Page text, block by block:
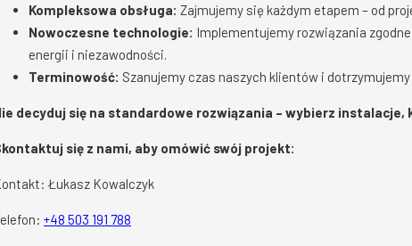
Kompleksowa obsługa: Zajmujemy się każdym etapem – od
Nowoczesne technologie: Implementujemy rozwiązania
energii i niezawodności.
Terminowość: Szanujemy czas naszych klientów i
decyduj się na standardowe rozwiązania – wybierz instalacje,
się z nami, aby omówić swój projekt:
Łukasz Kowalczyk
+48 503 191 788